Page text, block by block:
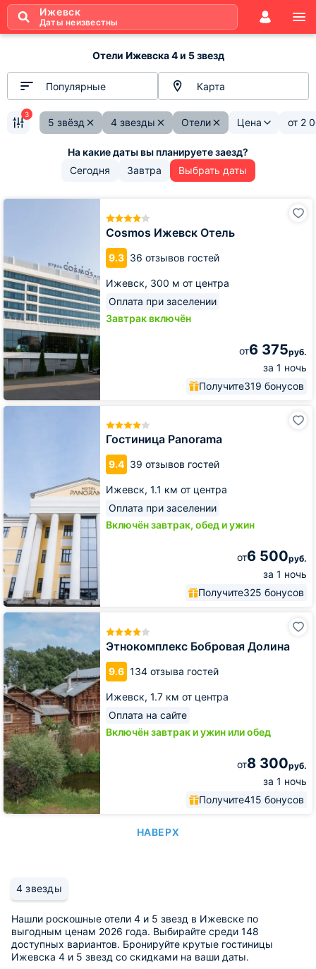
Ижевск
Даты неизвестны
Отели Ижевска 4 и 5 звезд
Популярные Карта
5 звёзд 4 звезды Отели Цена от 2
3
Сегодня Завтра Выбрать даты
Cosmos Ижевск Отель
9.3 36 отзывов гостей
Ижевск, 300 м от центра
Оплата при заселении
Завтрак включён
от6 375руб.
за 1 ночь
Получите319 бонусов
Cosmos
Гостиница Panorama
9.4 39 отзывов гостей
Ижевск, 1.1 км от центра
Оплата при заселении
Включён завтрак, обед и ужин
от6 500руб.
за 1 ночь
Получите325 бонусов
Гостиница
Этнокомплекс Бобровая Долина
9.6 134 отзыва гостей
Ижевск, 1.7 км от центра
Оплата на сайте
Включён завтрак и ужин или обед
от8 300руб.
за 1 ночь
Получите415 бонусов
Этнокомплекс
Бобровая
Долина
НАВЕРХ
4 звезды
Нашли роскошные отели 4 и 5 звезд в Ижевске по
выгодным ценам 2026 года. Выбирайте среди 148
доступных вариантов. Бронируйте крутые гостиницы
Ижевска 4 и 5 звезд со скидками на ваши даты.